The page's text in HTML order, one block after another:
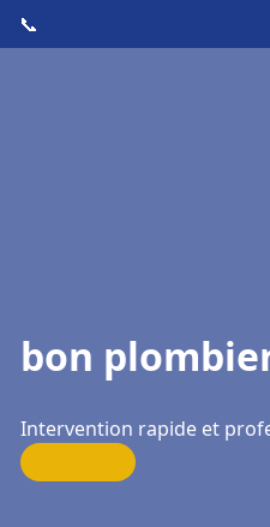
📞
bon
Intervention rapide et